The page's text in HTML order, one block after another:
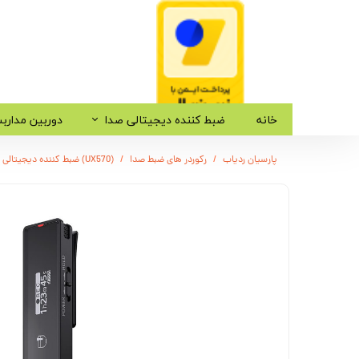
خانه ضبط کننده دیجیتالی صدا دوربین
پارسیان ردیاب رکوردر های ضبط صدا (UX570) ضبط کننده دیجیتالی سونی